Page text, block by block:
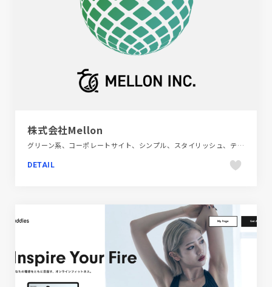
株式会社Mellon
グリーン系、コーポレートサイト、シンプル、スタイリッシュ、テクノロジー・サイエンス、フラットデザイン、ホワイト系
DETAIL